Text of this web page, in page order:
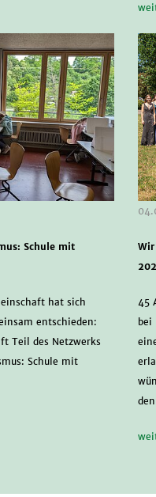
Schule mit
hat sich
entschieden:
Teil des Netzwerks
Schule mit
45
bei